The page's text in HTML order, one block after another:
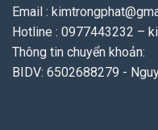
Email :
Hotline : 0977443232 –
Thông tin chuyển khoản:
BIDV: 6502688279 -